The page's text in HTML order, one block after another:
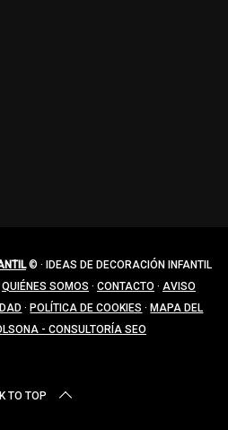
© · IDEAS DE DECORACIÓN INFANTIL
QUIÉNES SOMOS · CONTACTO · AVISO
· POLÍTICA DE COOKIES · MAPA DEL
- CONSULTORÍA SEO
TO TOP